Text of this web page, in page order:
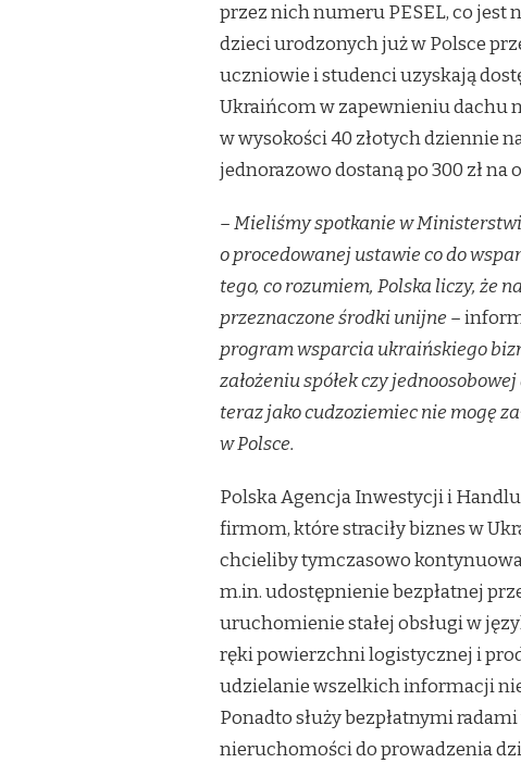
przez nich numeru PESEL, co jest
dzieci urodzonych już w Polsce
uczniowie i studenci uzyskają
Ukraińcom w zapewnieniu dachu
w wysokości 40 złotych dziennie
jednorazowo dostaną po 300 zł na
– Mieliśmy spotkanie w
o procedowanej ustawie co do
tego, co rozumiem, Polska liczy, że
przeznaczone środki unijne ­–
program wsparcia ukraińskiego
założeniu spółek czy
teraz jako cudzoziemiec nie mogę
w Polsce.
Polska Agencja Inwestycji i
firmom, które straciły biznes w
chcieliby tymczasowo
m.in. udostępnienie bezpłatnej
uruchomienie stałej obsługi w
ręki powierzchni logistycznej i
udzielanie wszelkich informacji
Ponadto służy bezpłatnymi
nieruchomości do prowadzenia